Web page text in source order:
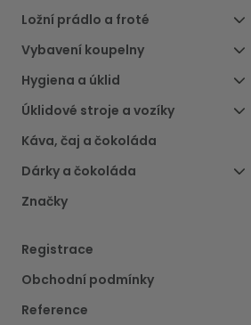
Ložní prádlo a froté
Vybavení koupelny
Hygiena a úklid
Úklidové stroje a vozíky
Káva, čaj a čokoláda
Dárky a čokoláda
Značky
Registrace
Obchodní podmínky
Reference